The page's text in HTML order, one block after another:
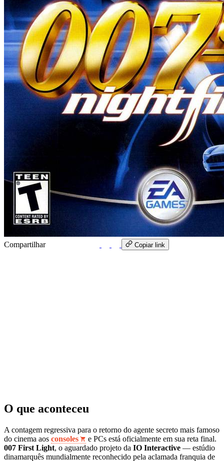
Compartilhar Copiar link
O que aconteceu
A contagem regressiva para o retorno do agente secreto mais famoso
do cinema aos consoles
e PCs está oficialmente em sua reta final.
007 First Light, o aguardado projeto da IO Interactive — estúdio
dinamarquês mundialmente reconhecido pela aclamada franquia de